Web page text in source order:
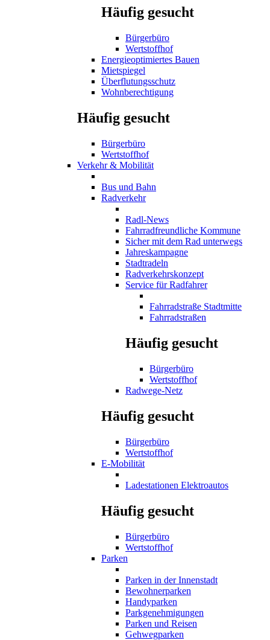
Häufig gesucht
Bürgerbüro
Wertstoffhof
Energieoptimiertes Bauen
Mietspiegel
Überflutungsschutz
Wohnberechtigung
Häufig gesucht
Bürgerbüro
Wertstoffhof
Verkehr & Mobilität
Bus und Bahn
Radverkehr
Radl-News
Fahrradfreundliche Kommune
Sicher mit dem Rad unterwegs
Jahreskampagne
Stadtradeln
Radverkehrskonzept
Service für Radfahrer
Fahrradstraße Stadtmitte
Fahrradstraßen
Häufig gesucht
Bürgerbüro
Wertstoffhof
Radwege-Netz
Häufig gesucht
Bürgerbüro
Wertstoffhof
E-Mobilität
Ladestationen Elektroautos
Häufig gesucht
Bürgerbüro
Wertstoffhof
Parken
Parken in der Innenstadt
Bewohnerparken
Handyparken
Parkgenehmigungen
Parken und Reisen
Gehwegparken